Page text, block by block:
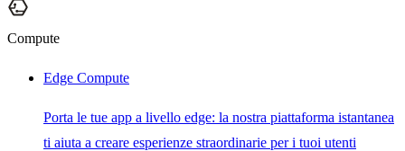
Compute
Edge Compute
Porta le tue app a livello edge: la nostra piattaforma istantanea
ti aiuta a creare esperienze straordinarie per i tuoi utenti